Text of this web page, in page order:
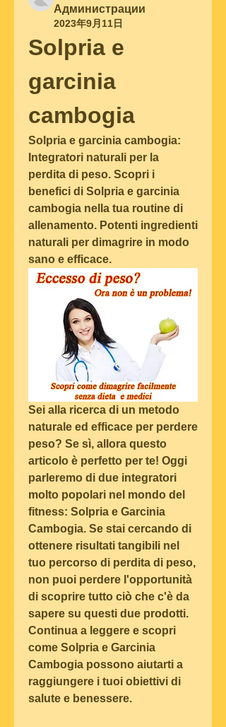
Администрации
2023年9月11日
Solpria e
garcinia
cambogia
Solpria e garcinia cambogia:
Integratori naturali per la
perdita di peso. Scopri i
benefici di Solpria e garcinia
cambogia nella tua routine di
allenamento. Potenti ingredienti
naturali per dimagrire in modo
sano e efficace.
Sei alla ricerca di un metodo
naturale ed efficace per perdere
peso? Se sì, allora questo
articolo è perfetto per te! Oggi
parleremo di due integratori
molto popolari nel mondo del
fitness: Solpria e Garcinia
Cambogia. Se stai cercando di
ottenere risultati tangibili nel
tuo percorso di perdita di peso,
non puoi perdere l'opportunità
di scoprire tutto ciò che c'è da
sapere su questi due prodotti.
Continua a leggere e scopri
come Solpria e Garcinia
Cambogia possono aiutarti a
raggiungere i tuoi obiettivi di
salute e benessere.